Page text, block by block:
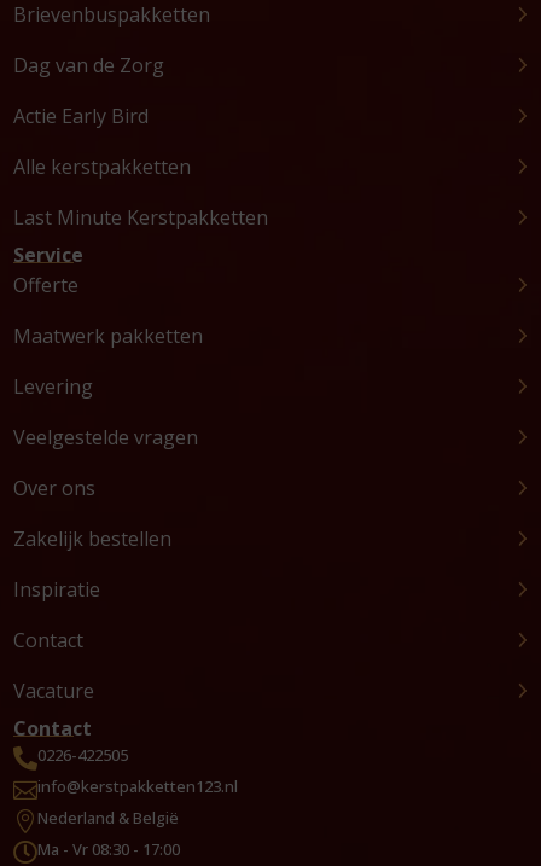
Brievenbuspakketten
Dag van de Zorg
Actie Early Bird
Alle kerstpakketten
Last Minute Kerstpakketten
Service
Offerte
Maatwerk pakketten
Levering
Veelgestelde vragen
Over ons
Zakelijk bestellen
Inspiratie
Contact
Vacature
Contact
0226-422505
info@kerstpakketten123.nl
 Nederland & België
Ma - Vr 08:30 - 17:00